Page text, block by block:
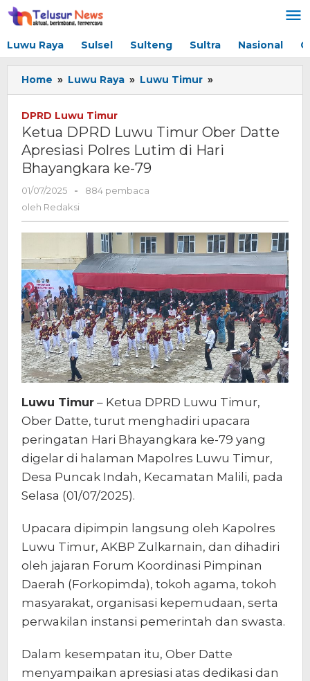
Lewati
ke
Luwu Raya Sulsel Sulteng Sultra Nasional
Home » Luwu Raya » Luwu Timur »
DPRD
Ober
Datte
Hari
Bhayangkara
ke-
79
DPRD Luwu Timur
Ketua DPRD Luwu Timur Ober Datte
Apresiasi Polres Lutim di Hari
Bhayangkara ke-79
01/07/2025
oleh
Redaksi
-
884 pembaca
oleh Redaksi
Luwu Timur – Ketua DPRD Luwu Timur,
Ober Datte, turut menghadiri upacara
peringatan Hari Bhayangkara ke-79 yang
digelar di halaman Mapolres Luwu Timur,
Desa Puncak Indah, Kecamatan Malili, pada
Selasa (01/07/2025).
Upacara dipimpin langsung oleh Kapolres
Luwu Timur, AKBP Zulkarnain, dan dihadiri
oleh jajaran Forum Koordinasi Pimpinan
Daerah (Forkopimda), tokoh agama, tokoh
masyarakat, organisasi kepemudaan, serta
perwakilan instansi pemerintah dan swasta.
Dalam kesempatan itu, Ober Datte
menyampaikan apresiasi atas dedikasi dan